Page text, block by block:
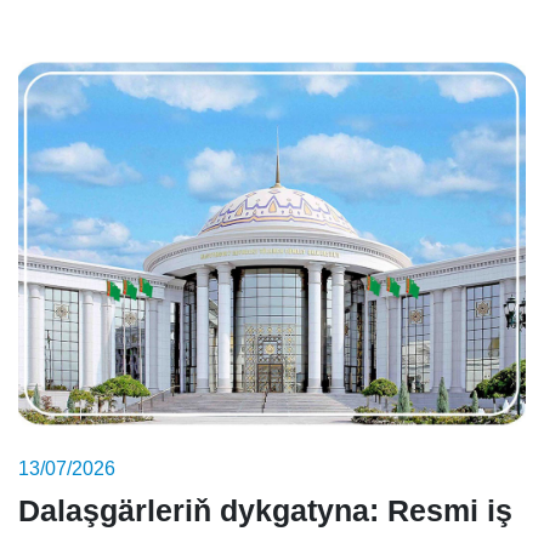
13/07/2026
Dalaşgärleriň dykgatyna: Resmi iş